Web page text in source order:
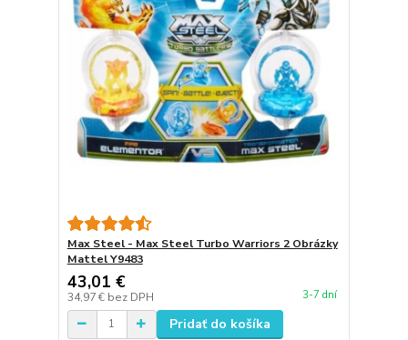
Max Steel - Max Steel Turbo Warriors 2 Obrázky
Mattel Y9483
43,01 €
34,97 € bez DPH 3-7 dní
Pridať do košíka